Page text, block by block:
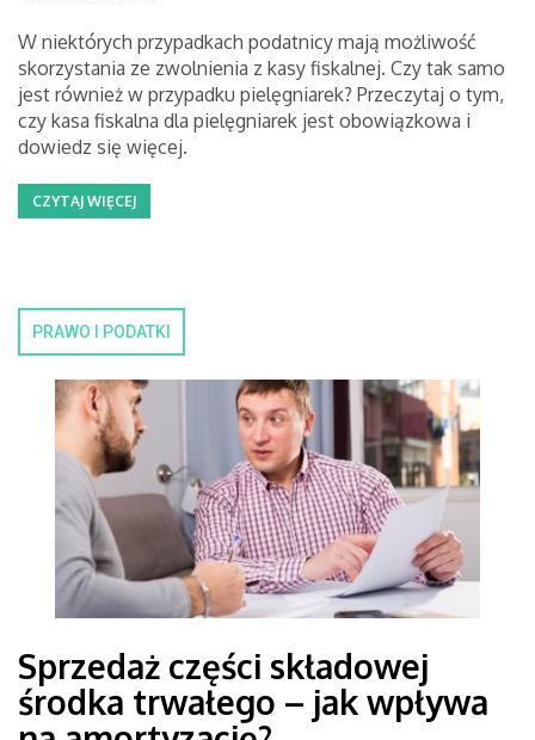
W niektórych przypadkach podatnicy mają możliwość
skorzystania ze zwolnienia z kasy fiskalnej. Czy tak samo
jest również w przypadku pielęgniarek? Przeczytaj o tym,
czy kasa fiskalna dla pielęgniarek jest obowiązkowa i
dowiedz się więcej.
CZYTAJ WIĘCEJ
PRAWO I PODATKI
Sprzedaż części składowej
środka trwałego – jak wpływa